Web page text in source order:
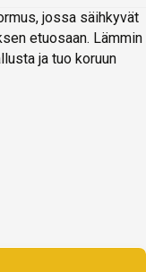
jossa säihkyvät
etuosaan. Lämmin
ja tuo koruun